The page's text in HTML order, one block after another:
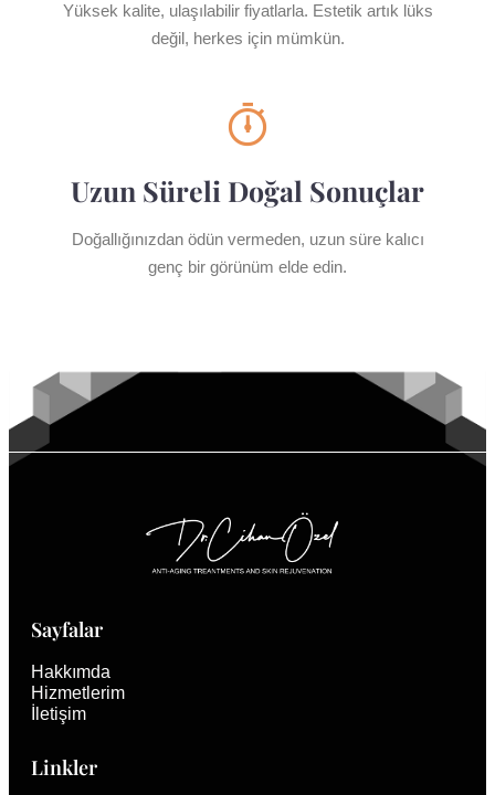
Yüksek kalite, ulaşılabilir fiyatlarla. Estetik artık lüks
değil, herkes için mümkün.
Uzun Süreli Doğal Sonuçlar
Doğallığınızdan ödün vermeden, uzun süre kalıcı
genç bir görünüm elde edin.
Sayfalar
Hakkımda
Hizmetlerim
İletişim
Linkler